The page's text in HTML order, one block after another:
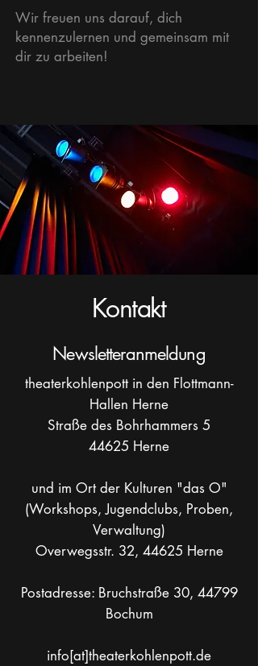
Wir freuen uns darauf, dich
kennenzulernen und gemeinsam mit
dir zu arbeiten!
Kontakt
Newsletteranmeldung
theaterkohlenpott in den Flottmann-
Hallen Herne
Straße des Bohrhammers 5
44625 Herne
und im Ort der Kulturen "das O"
(Workshops, Jugendclubs, Proben,
Verwaltung)
Overwegsstr. 32, 44625 Herne
Postadresse: Bruchstraße 30, 44799
Bochum
info[at]theaterkohlenpott.de